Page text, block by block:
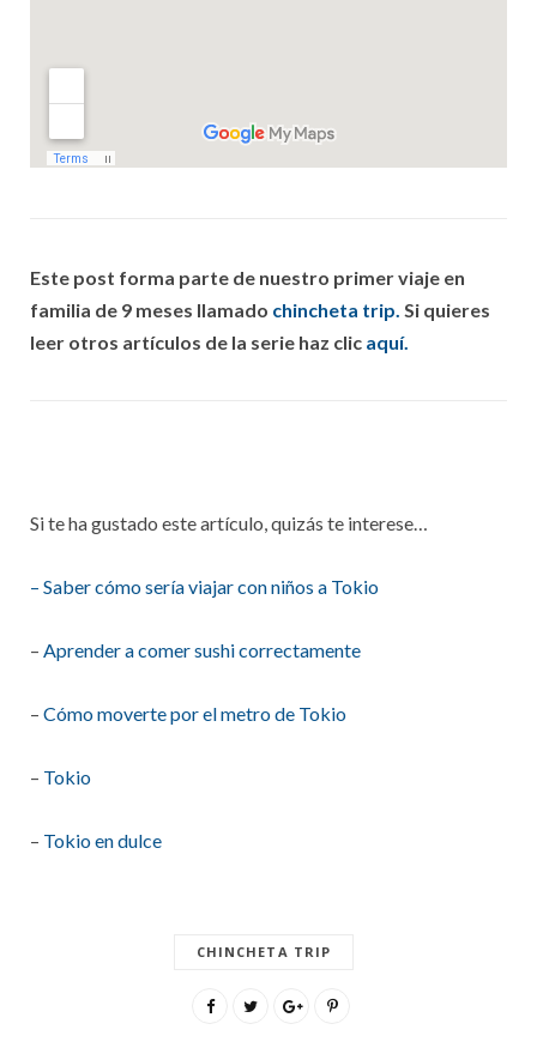
Este post forma parte de nuestro primer viaje en
familia de 9 meses llamado chincheta trip. Si quieres
leer otros artículos de la serie haz clic aquí.
Si te ha gustado este artículo, quizás te interese…
– Saber cómo sería viajar con niños a Tokio
– Aprender a comer sushi correctamente
– Cómo moverte por el metro de Tokio
– Tokio
– Tokio en dulce
CHINCHETA TRIP